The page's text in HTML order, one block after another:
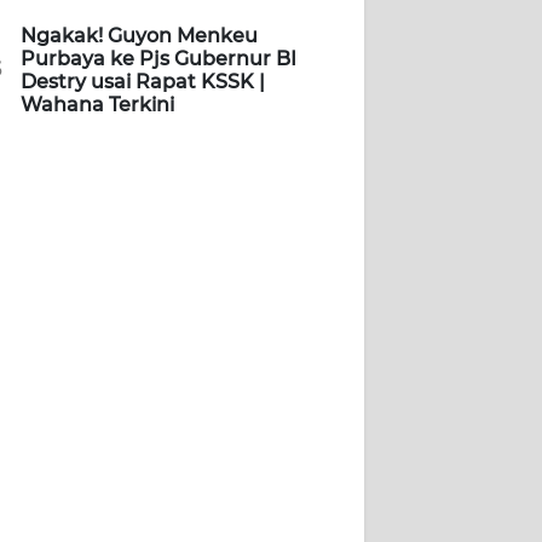
Ngakak! Guyon Menkeu
Purbaya ke Pjs Gubernur BI
Destry usai Rapat KSSK |
Wahana Terkini